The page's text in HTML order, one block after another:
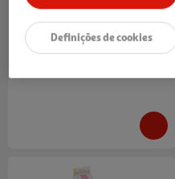
1,29 €
Definições de cookies